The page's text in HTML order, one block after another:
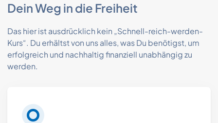
Dein Weg in die Freiheit
Das hier ist ausdrücklich kein „Schnell-reich-werden-
Kurs“. Du erhältst von uns alles, was Du benötigst, um
erfolgreich und nachhaltig finanziell unabhängig zu
werden.